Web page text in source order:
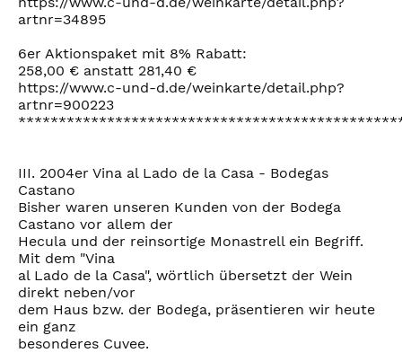
artnr=34895
6er Aktionspaket mit 8% Rabatt:
258,00 € anstatt 281,40 €
https://www.c-und-d.de/weinkarte/detail.php?
artnr=900223
III. 2004er Vina al Lado de la Casa - Bodegas
Castano
Bisher waren unseren Kunden von der Bodega
Castano vor allem der
Hecula und der reinsortige Monastrell ein Begriff.
Mit dem "Vina
al Lado de la Casa", wörtlich übersetzt der Wein
direkt neben/vor
dem Haus bzw. der Bodega, präsentieren wir heute
ein ganz
besonderes Cuvee.